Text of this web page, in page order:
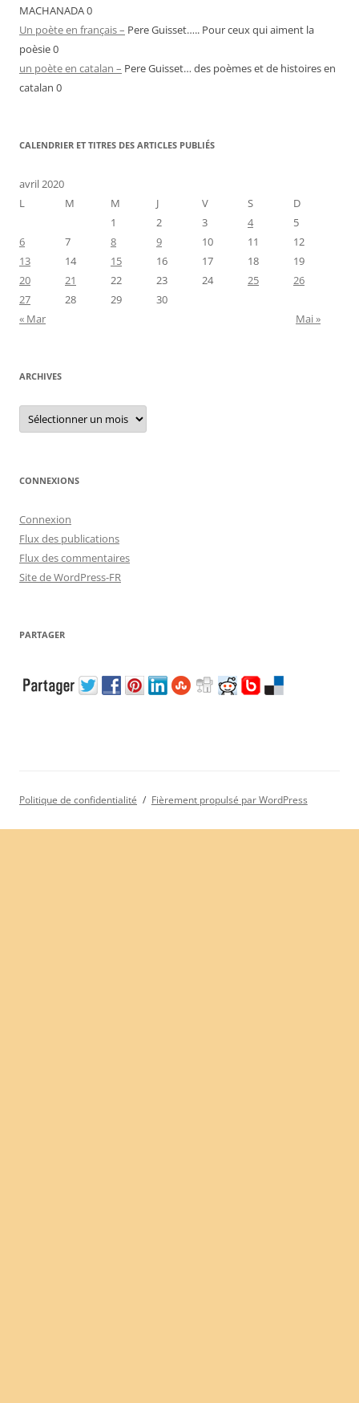
MACHANADA 0
Un poète en français – Pere Guisset….. Pour ceux qui aiment la
poèsie 0
un poète en catalan – Pere Guisset… des poèmes et de histoires en
catalan 0
CALENDRIER ET TITRES DES ARTICLES PUBLIÉS
avril 2020
L
M M J V S
D
1
2 3 4
5
6
7 8 9 10 11
12
13
14 15 16 17 18
19
20
21 22 23 24 25
26
27
28 29
30
« Mar
Mai »
ARCHIVES
Archives
CONNEXIONS
Connexion
Flux des publications
Flux des commentaires
Site de WordPress-FR
PARTAGER
Politique de confidentialité Fièrement propulsé par WordPress